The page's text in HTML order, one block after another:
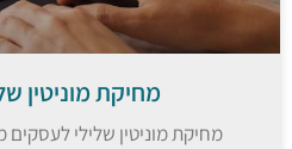
מחיקת מוניטין
מחיקת מוניטין שלילי